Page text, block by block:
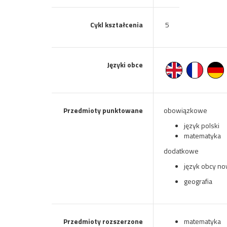
Cykl kształcenia 5
Języki obce
Przedmioty punktowane
obowiązkowe
język polski
matematyka
dodatkowe
język obcy
geografia
Przedmioty rozszerzone
matematyka